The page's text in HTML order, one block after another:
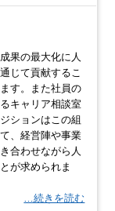
果の最大化に人
じて貢献するこ
す。また社員の
キャリア相談室
ションはこの組
、経営陣や事業
合わせながら人
が求められま
…続きを読む